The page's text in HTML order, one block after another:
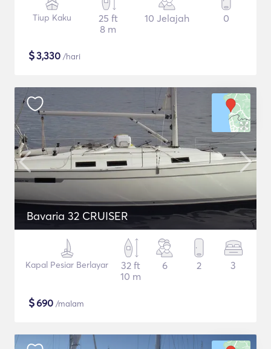
Tiup Kaku
25 ft
8 m
10 Jelajah 0
$3,330 /hari
Bavaria 32 CRUISER
Kapal Pesiar Berlayar
32 ft
10 m
6 2 3
$690 /malam